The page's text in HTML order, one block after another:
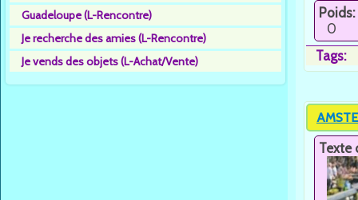
Guadeloupe (L-Rencontre)
Je recherche des amies (L-Rencontre)
Je vends des objets (L-Achat/Vente)
Poids:
0
Tags:
Texte